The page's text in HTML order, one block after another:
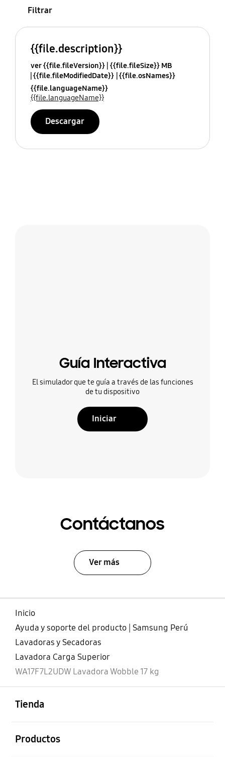
Filtrar
{{file.description}}
ver {{file.fileVersion}} {{file.fileSize}} MB
{{file.fileModifiedDate}} {{file.osNames}}
{{file.languageName}}
{{file.languageName}}
Descargar
Guía Interactiva
El simulador que te guía a través de las funciones
de tu dispositivo
Iniciar
Contáctanos
Ver más
Inicio
Ayuda y soporte del producto | Samsung Perú
Lavadoras y Secadoras
Lavadora Carga Superior
WA17F7L2UDW Lavadora Wobble 17 kg
Tienda
Productos